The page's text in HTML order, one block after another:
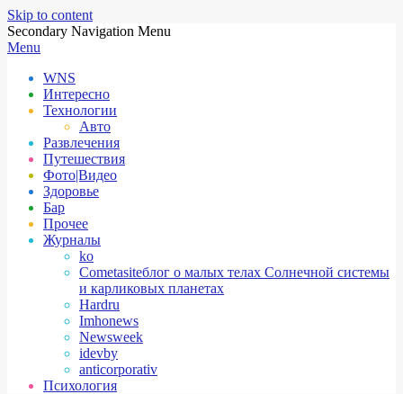
Skip to content
Secondary Navigation Menu
Menu
WNS
Интересно
Технологии
Авто
Развлечения
Путешествия
Фото|Видео
Здоровье
Бар
Прочее
Журналы
ko
Cometasiteблог о малых телах Солнечной системы
и карликовых планетах
Hardru
Imhonews
Newsweek
idevby
anticorporativ
Психология